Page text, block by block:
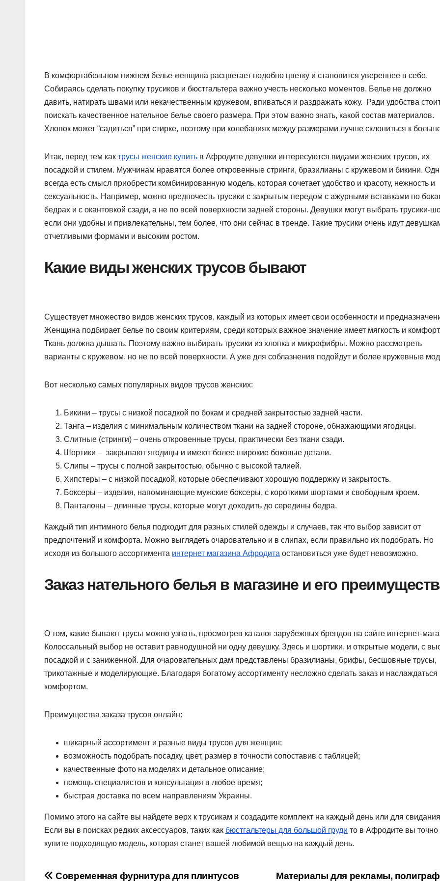
В комфортабельном нижнем белье женщина расцветает подобно цветку и становится увереннее в себе.
Собираясь сделать покупку трусиков и бюстгальтера важно учесть несколько моментов. Белье не должно
давить, натирать швами или некачественным кружевом, впиваться и раздражать кожу. Ради удобства
поискать качественное нательное белье своего размера. При этом важно знать, какой состав материалов.
Хлопок может “садиться” при стирке, поэтому при колебаниях между размерами лучше склониться к
Итак, перед тем как трусы женские купить в Афродите девушки интересуются видами женских трусов, их
посадкой и стилем. Мужчинам нравятся более откровенные стринги, бразилианы с кружевом и бикини.
всегда есть смысл приобрести комбинированную модель, которая сочетает удобство и красоту, нежность и
сексуальность. Например, можно предпочесть трусики с закрытым передом с ажурными вставками по
бедрах и с окантовкой сзади, а не по всей поверхности задней стороны. Девушки могут выбрать трусики-
если они удобны и привлекательны, тем более, что они сейчас в тренде. Такие трусики очень идут
отчетливыми формами и высоким ростом.
Какие виды женских трусов бывают
Существует множество видов женских трусов, каждый из которых имеет свои особенности и
Женщина подбирает белье по своим критериям, среди которых важное значение имеет мягкость и комфорт.
Ткань должна дышать. Поэтому важно выбирать трусики из хлопка и микрофибры. Можно рассмотреть
варианты с кружевом, но не по всей поверхности. А уже для соблазнения подойдут и более кружевные
Вот несколько самых популярных видов трусов женских:
Бикини – трусы с низкой посадкой по бокам и средней закрытостью задней части.
Танга – изделия с минимальным количеством ткани на задней стороне, обнажающими ягодицы.
Слитные (стринги) – очень откровенные трусы, практически без ткани сзади.
Шортики – закрывают ягодицы и имеют более широкие боковые детали.
Слипы – трусы с полной закрытостью, обычно с высокой талией.
Хипстеры – с низкой посадкой, которые обеспечивают хорошую поддержку и закрытость.
Боксеры – изделия, напоминающие мужские боксеры, с короткими шортами и свободным кроем.
Панталоны – длинные трусы, которые могут доходить до середины бедра.
Каждый тип интимного белья подходит для разных стилей одежды и случаев, так что выбор зависит от
предпочтений и комфорта. Можно выглядеть очаровательно и в слипах, если правильно их подобрать. Но
исходя из большого ассортимента интернет магазина Афродита остановиться уже будет невозможно.
Заказ нательного белья в магазине и его
О том, какие бывают трусы можно узнать, просмотрев каталог зарубежных брендов на сайте интернет-
Колоссальный выбор не оставит равнодушной ни одну девушку. Здесь и шортики, и открытые модели, с
посадкой и с заниженной. Для очаровательных дам представлены бразилианы, брифы, бесшовные трусы,
трикотажные и моделирующие. Благодаря богатому ассортименту несложно сделать заказ и наслаждаться
комфортом.
Преимущества заказа трусов онлайн:
шикарный ассортимент и разные виды трусов для женщин;
возможность подобрать посадку, цвет, размер в точности сопоставив с таблицей;
качественные фото на моделях и детальное описание;
помощь специалистов и консультация в любое время;
быстрая доставка по всем направлениям Украины.
Помимо этого на сайте вы найдете верх к трусикам и создадите комплект на каждый день или для
Если вы в поисках редких аксессуаров, таких как бюстгальтеры для большой груди то в Афродите вы точно
купите подходящую модель, которая станет вашей любимой вещью на каждый день.
Материалы для рекламы,
Современная фурнитура для плинтусов